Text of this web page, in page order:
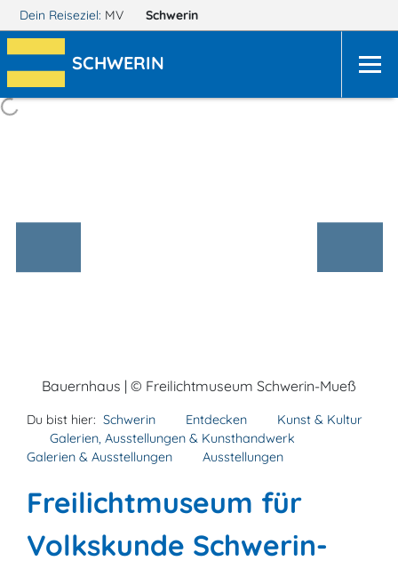
Dein Reiseziel: MV Schwerin
SCHWERIN
Bauernhaus | © Freilichtmuseum Schwerin-Mueß
Du bist hier: Schwerin Entdecken
Kunst & Kultur
Galerien, Ausstellungen & Kunsthandwerk
Galerien & Ausstellungen
Ausstellungen
Freilichtmuseum für
Volkskunde Schwerin-